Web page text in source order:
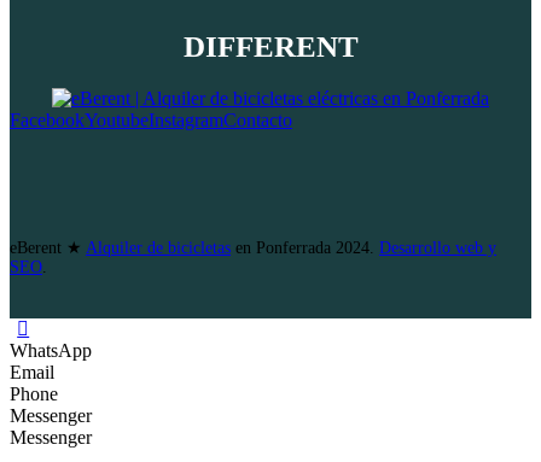
DIFFERENT
FacebookYoutubeInstagramContacto
eBerent ★ Alquiler de bicicletas en Ponferrada 2024. Desarrollo web y
SEO.
WhatsApp
Email
Phone
Messenger
Messenger